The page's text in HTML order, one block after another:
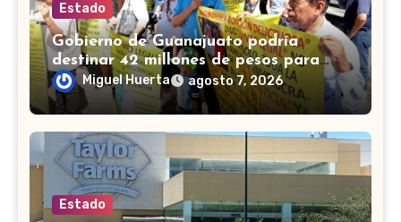
Estado
Gobierno de Guanajuato podría
destinar 42 millones de pesos para
víctimas de Punto Legal
Miguel Huerta agosto 7, 2026
Estado